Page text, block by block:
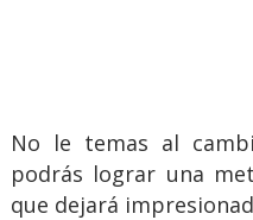
No le temas al
podrás lograr una
que dejará